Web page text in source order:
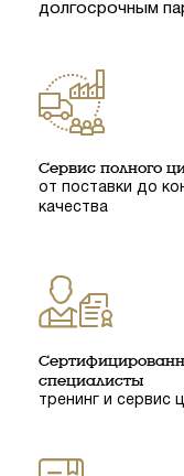
долгосрочным
Сервис полного
от поставки до
качества
специалисты
тренинг и сервис